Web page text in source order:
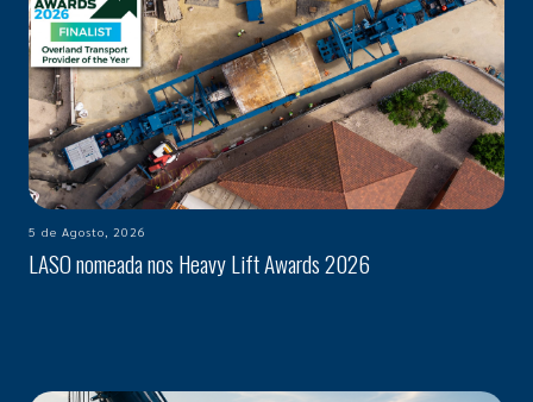
5 de Agosto, 2026
LASO nomeada nos Heavy Lift Awards 2026